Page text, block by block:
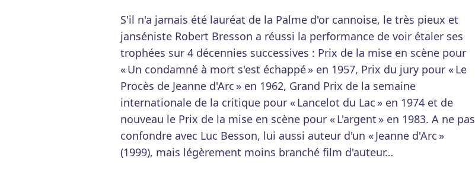
S'il n'a jamais été lauréat de la Palme d'or cannoise, le très pieux et
janséniste Robert Bresson a réussi la performance de voir étaler ses
trophées sur 4 décennies successives : Prix de la mise en scène pour
« Un condamné à mort s'est échappé » en 1957, Prix du jury pour « Le
Procès de Jeanne d'Arc » en 1962, Grand Prix de la semaine
internationale de la critique pour « Lancelot du Lac » en 1974 et de
nouveau le Prix de la mise en scène pour « L'argent » en 1983. A ne pas
confondre avec Luc Besson, lui aussi auteur d'un « Jeanne d'Arc »
(1999), mais légèrement moins branché film d'auteur…